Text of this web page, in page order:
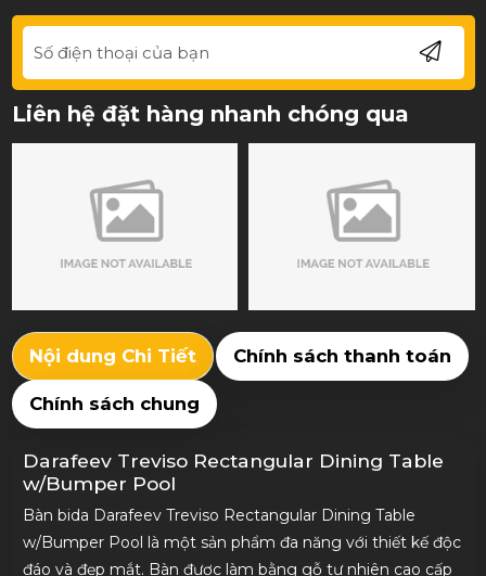
Liên hệ đặt hàng nhanh chóng qua
Nội dung Chi Tiết Chính sách thanh toán
Chính sách chung
Darafeev Treviso Rectangular Dining Table
w/Bumper Pool
Bàn bida Darafeev Treviso Rectangular Dining Table
w/Bumper Pool là một sản phẩm đa năng với thiết kế độc
đáo và đẹp mắt. Bàn được làm bằng gỗ tự nhiên cao cấp